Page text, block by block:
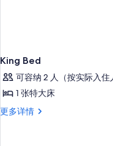
King Bed
可容纳 2 人（按实际入住
1 张特大床
更多详情
King